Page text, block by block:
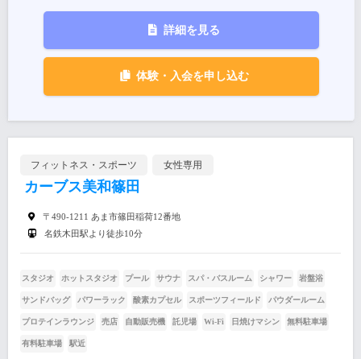
詳細を見る
体験・入会を申し込む
フィットネス・スポーツ 女性専用
カーブス美和篠田
〒490-1211 あま市篠田稲荷12番地
名鉄木田駅より徒歩10分
スタジオ ホットスタジオ プール サウナ スパ・バスルーム シャワー 岩盤浴
サンドバッグ パワーラック 酸素カプセル スポーツフィールド パウダールーム
プロテインラウンジ 売店 自動販売機 託児場 Wi-Fi 日焼けマシン 無料駐車場
有料駐車場 駅近